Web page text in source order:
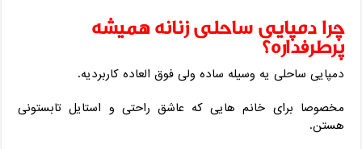
چرا دمپایی ساحلی زنانه همیشه
پرطرفداره؟
دمپایی ساحلی یه وسیله‌ ساده ولی فوق ‌العاده کاربردیه.
مخصوصا برای خانم‌ هایی که عاشق راحتی و استایل تابستونی
هستن.